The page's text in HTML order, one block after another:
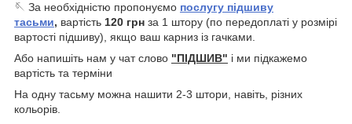
🪡 За необхідністю пропонуємо послугу підшиву
тасьми, вартість 120 грн за 1 штору (по передоплаті у розмірі
вартості підшиву), якщо ваш карниз із гачками.
Або напишіть нам у чат слово "ПІДШИВ" і ми підкажемо
вартість та терміни
На одну тасьму можна нашити 2-3 штори, навіть, різних
кольорів.